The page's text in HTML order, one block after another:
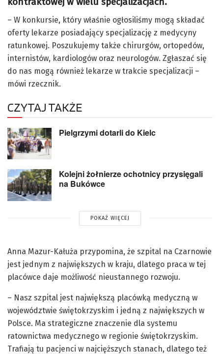
– W konkursie, który właśnie ogłosiliśmy mogą składać
oferty lekarze posiadający specjalizację z medycyny
ratunkowej. Poszukujemy także chirurgów, ortopedów,
internistów, kardiologów oraz neurologów. Zgłaszać się
do nas mogą również lekarze w trakcie specjalizacji –
mówi rzecznik.
CZYTAJ TAKŻE
Pielgrzymi dotarli do Kielc
Kolejni żołnierze ochotnicy przysięgali
na Bukówce
POKAŻ WIĘCEJ
Anna Mazur-Kałuża przypomina, że szpital na Czarnowie
jest jednym z największych w kraju, dlatego praca w tej
placówce daje możliwość nieustannego rozwoju.
– Nasz szpital jest największą placówką medyczną w
województwie świętokrzyskim i jedną z największych w
Polsce. Ma strategiczne znaczenie dla systemu
ratownictwa medycznego w regionie świętokrzyskim.
Trafiają tu pacjenci w najcięższych stanach, dlatego też